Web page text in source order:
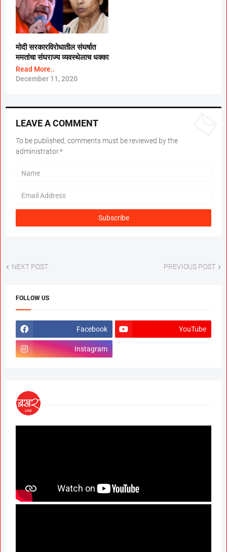
मोदी सरकारविरोधातील संघर्षात
ममतांचा संघराज्य व्यवस्थेलाच धक्का
Read More..
December 11, 2020
LEAVE A COMMENT
To be published, comments must be reviewed by the
administrator.*
NEXT POST PREVIOUS POST
FOLLOW US
Facebook YouTube
Instagram